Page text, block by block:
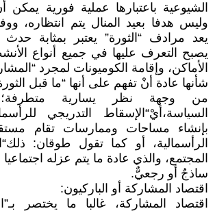
الشيوعية باعتبارها عملية فورية يمكن
وليس هدفا بعيد المنال يتم انتظاره،
يعد مرادف “الثورة” يعتبر بمثابة حدث
يصبح التعرف عليها في جميع أنواع
الأماكن، وإقامة الكوميونات لمجرد
شأنها عادة أنْ تفهم على أنها “ما قبل
من وجهة نظر يسارية
السياسة،أيْ“الإسقاط التدريجي
بإنشاء مساحات وممارسات تقام
الرأسمالية، أو كما تقول طوقان:
المجتمع، والذي عادة ما يتم عزله اجتماعيا
ساذجٌ أو رجعيٌّ.
اقتصاد المشاركة أو الباركيون:
اقتصاد المشاركة، غالبا ما يختصر